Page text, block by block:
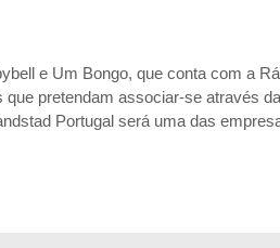
e Um Bongo, que conta com a
pretendam associar-se através da
Portugal será uma das